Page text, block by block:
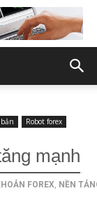
Robot forex
mạnh
FOREX, NỀN